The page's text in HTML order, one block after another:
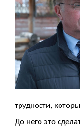
трудности,
До него это